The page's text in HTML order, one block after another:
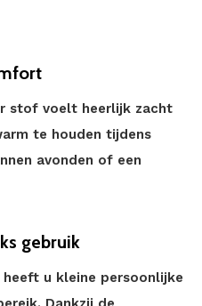
stof voelt heerlijk zacht
te houden tijdens
avonden of een
gebruik
u kleine persoonlijke